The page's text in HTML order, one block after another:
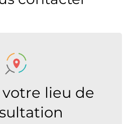
lieu de